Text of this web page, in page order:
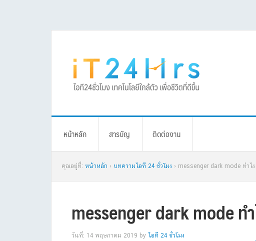
หน้าหลัก สารบัญ ติดต่องาน
คุณอยู่ที่: หน้าหลัก › บทความไอที 24 ชั่วโมง › messenger dark mode ทําไ
messenger dark mode ทํ
วันที่: 14 พฤษภาคม 2019 by ไอที 24 ชั่วโมง